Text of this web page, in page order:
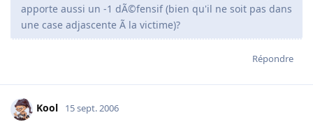
apporte aussi un -1 dÃ©fensif (bien qu'il ne soit pas dans
une case adjascente Ã la victime)?
Répondre
Kool 15 sept. 2006